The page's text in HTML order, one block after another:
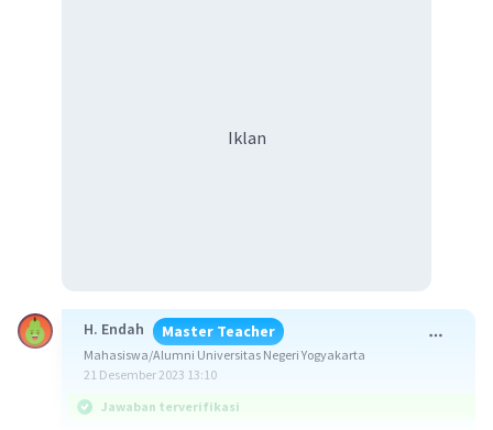
Iklan
H. Endah Master Teacher
Mahasiswa/Alumni Universitas Negeri Yogyakarta
21 Desember 2023 13:10
Jawaban terverifikasi